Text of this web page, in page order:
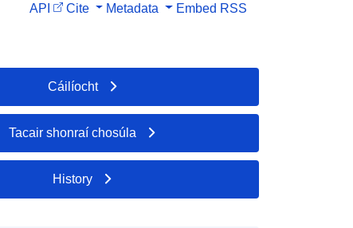
API Cite Metadata Embed RSS
Cáilíocht
Tacair shonraí chosúla
History